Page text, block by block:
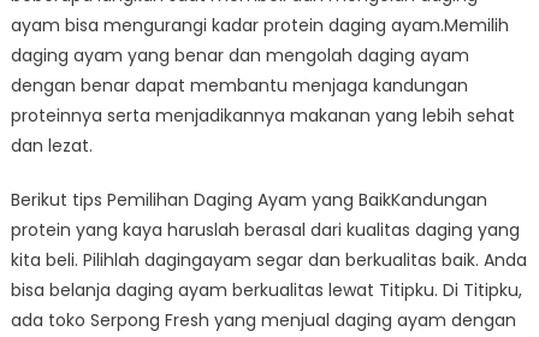
ayam bisa mengurangi kadar protein daging ayam.Memilih
daging ayam yang benar dan mengolah daging ayam
dengan benar dapat membantu menjaga kandungan
proteinnya serta menjadikannya makanan yang lebih sehat
dan lezat.
Berikut tips Pemilihan Daging Ayam yang BaikKandungan
protein yang kaya haruslah berasal dari kualitas daging yang
kita beli. Pilihlah dagingayam segar dan berkualitas baik. Anda
bisa belanja daging ayam berkualitas lewat Titipku. Di Titipku,
ada toko Serpong Fresh yang menjual daging ayam dengan